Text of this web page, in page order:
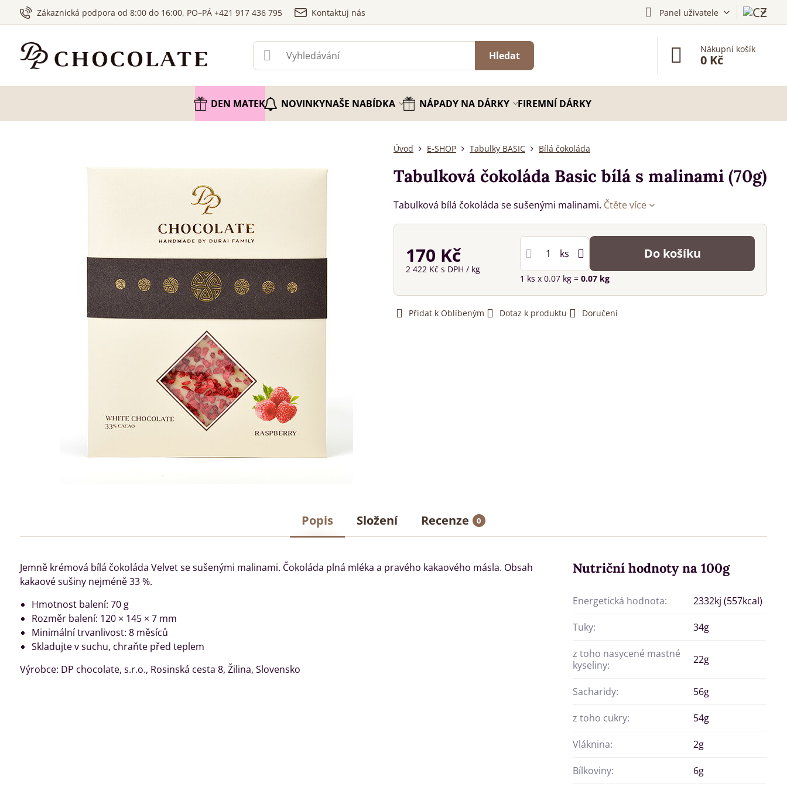
Zákaznická podpora od 8:00 do 16:00, PO–PÁ +421 917 436 795 Kontaktuj nás Panel uživatele
Hledat
Nákupní košík
0 Kč
DEN MATEK NOVINKYNAŠE NABÍDKA NÁPADY NA DÁRKY FIREMNÍ DÁRKY
Úvod E-SHOP Tabulky BASIC Bílá čokoláda
Tabulková čokoláda Basic bílá s malinami (70g)
Tabulková bílá čokoláda se sušenými malinami. Čtěte více
170 Kč
2 422 Kč s DPH / kg
ks Do košíku
1 ks x 0.07 kg = 0.07kg
Přidat k Oblíbeným Dotaz k produktu Doručení
Popis Složení Recenze 0
Jemně krémová bílá čokoláda Velvet se sušenými malinami. Čokoláda plná mléka a pravého kakaového másla. Obsah
kakaové sušiny nejméně 33 %.
Hmotnost balení: 70 g
Rozměr balení: 120 × 145 × 7 mm
Minimální trvanlivost: 8 měsíců
Skladujte v suchu, chraňte před teplem
Výrobce: DP chocolate, s.r.o., Rosinská cesta 8, Žilina, Slovensko
Nutriční hodnoty na 100g
Energetická hodnota: 2332kj (557kcal)
Tuky: 34g
z toho nasycené mastné
kyseliny:
22g
Sacharidy: 56g
z toho cukry: 54g
Vláknina: 2g
Bílkoviny: 6g